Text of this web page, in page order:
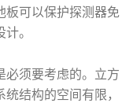
板可以保护探测器免
。
必须要考虑的。立方
结构的空间有限，